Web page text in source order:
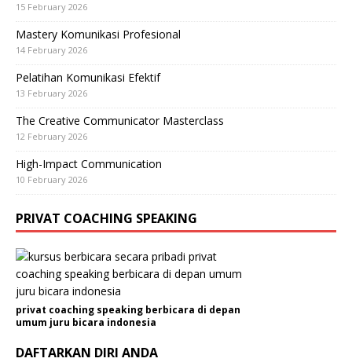
15 February 2026
Mastery Komunikasi Profesional
14 February 2026
Pelatihan Komunikasi Efektif
13 February 2026
The Creative Communicator Masterclass
12 February 2026
High-Impact Communication
10 February 2026
PRIVAT COACHING SPEAKING
privat coaching speaking berbicara di depan
umum juru bicara indonesia
DAFTARKAN DIRI ANDA